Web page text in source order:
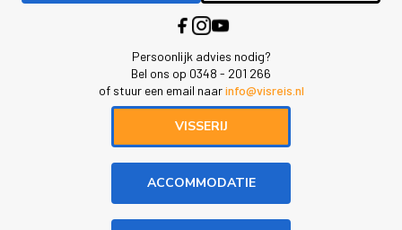
Persoonlijk advies nodig?
Bel ons op 0348 - 201 266
of stuur een email naarinfo@visreis.nl
VISSERIJ
ACCOMMODATIE